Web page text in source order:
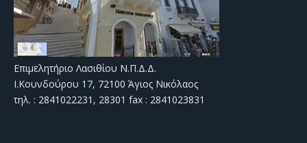
Επιμελητήριο Λασιθίου Ν.Π.Δ.Δ.
Ι.Κουνδούρου 17, 72100 Άγιος Νικόλαος
τηλ. : 2841022231, 28301 fax : 2841023831